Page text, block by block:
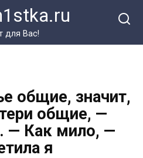
для Вас!
общие, значит,
общие, —
— Как мило, —
я